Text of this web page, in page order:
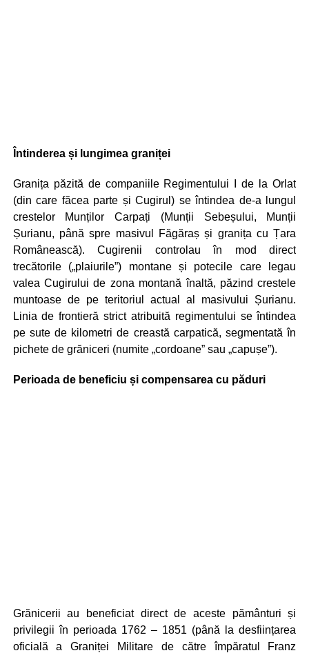
Întinderea și lungimea graniței
Granița păzită de companiile Regimentului I de la Orlat
(din care făcea parte și Cugirul) se întindea de-a lungul
crestelor Munților Carpați (Munții Sebeșului, Munții
Șurianu, până spre masivul Făgăraș și granița cu Țara
Românească). Cugirenii controlau în mod direct
trecătorile („plaiurile”) montane și potecile care legau
valea Cugirului de zona montană înaltă, păzind crestele
muntoase de pe teritoriul actual al masivului Șurianu.
Linia de frontieră strict atribuită regimentului se întindea
pe sute de kilometri de creastă carpatică, segmentată în
pichete de grăniceri (numite „cordoane” sau „capușe”).
Perioada de beneficiu și compensarea cu păduri
Grănicerii au beneficiat direct de aceste pământuri și
privilegii în perioada 1762 – 1851 (până la desființarea
oficială a Graniței Militare de către împăratul Franz